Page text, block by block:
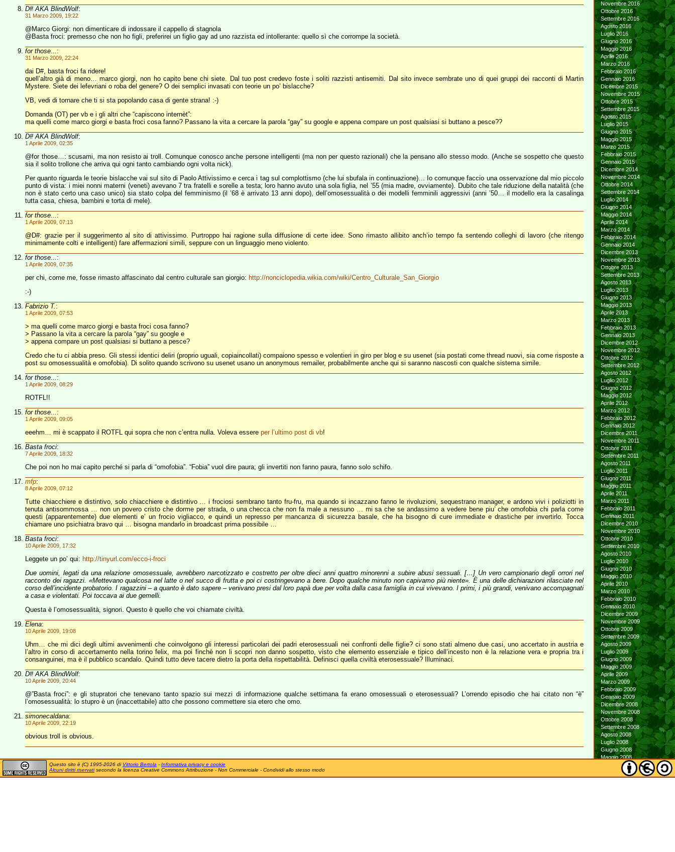
D# AKA BlindWolf:
31 Marzo 2009, 19:22
@Marco Giorgi: non dimenticare di indossare il cappello di stagnola
@Basta froci: premesso che non ho figli, preferirei un figlio gay ad uno razzista ed intollerante: quello sì che corrompe la società.
for those... :
31 Marzo 2009, 22:24
dai D#, basta froci fa ridere!
quell’altro già di meno… marco giorgi, non ho capito bene chi siete. Dal tuo post credevo foste i soliti razzisti antisemiti. Dal sito invece sembrate uno di quei gruppi dei racconti di Martin
Mystere. Siete dei lefevriani o roba del genere? O dei semplici invasati con teorie un po’ bislacche?
VB, vedi di tornare che ti si sta popolando casa di gente strana! :-)
Domanda (OT) per vb e i gli altri che “capiscono internèt”:
ma quelli come marco giorgi e basta froci cosa fanno? Passano la vita a cercare la parola “gay” su google e appena compare un post qualsiasi si buttano a pesce??
D# AKA BlindWolf:
1 Aprile 2009, 02:35
@for those…: scusami, ma non resisto ai troll. Comunque conosco anche persone intelligenti (ma non per questo razionali) che la pensano allo stesso modo. (Anche se sospetto che questo
sia il solito trollone che arriva qui ogni tanto cambiando ogni volta nick).
Per quanto riguarda le teorie bislacche vai sul sito di Paolo Attivissimo e cerca i tag sul complottismo (che lui sbufala in continuazione)… Io comunque faccio una osservazione dal mio piccolo
punto di vista: i miei nonni materni (veneti) avevano 7 tra fratelli e sorelle a testa; loro hanno avuto una sola figlia, nel ’55 (mia madre, ovviamente). Dubito che tale riduzione della natalità (che
non è stato certo una caso unico) sia stato colpa del femminismo (il ’68 è arrivato 13 anni dopo), dell’omosessualità o dei modelli femminili aggressivi (anni ’50… il modello era la casalinga
tutta casa, chiesa, bambini e torta di mele).
for those... :
1 Aprile 2009, 07:13
@D#: grazie per il suggerimento al sito di attivissimo. Purtroppo hai ragione sulla diffusione di certe idee. Sono rimasto allibito anch’io tempo fa sentendo colleghi di lavoro (che ritengo
minimamente colti e intelligenti) fare affermazioni simili, seppure con un linguaggio meno violento.
for those... :
1 Aprile 2009, 07:35
per chi, come me, fosse rimasto affascinato dal centro culturale san giorgio: http://nonciclopedia.wikia.com/wiki/Centro_Culturale_San_Giorgio
:-)
Fabrizio T. :
1 Aprile 2009, 07:53
> ma quelli come marco giorgi e basta froci cosa fanno?
> Passano la vita a cercare la parola “gay” su google e
> appena compare un post qualsiasi si buttano a pesce?
Credo che tu ci abbia preso. Gli stessi identici deliri (proprio uguali, copiaincollati) compaiono spesso e volentieri in giro per blog e su usenet (sia postati come thread nuovi, sia come risposte a
post su omosessualità e omofobia). Di solito quando scrivono su usenet usano un anonymous remailer, probabilmente anche qui si saranno nascosti con qualche sistema simile.
for those... :
1 Aprile 2009, 08:29
ROTFL!!
for those... :
1 Aprile 2009, 09:05
eeehm… mi è scappato il ROTFL qui sopra che non c’entra nulla. Voleva essere per l’ultimo post di vb!
Basta froci:
7 Aprile 2009, 18:32
Che poi non ho mai capito perché si parla di “omofobia”. “Fobia” vuol dire paura; gli invertiti non fanno paura, fanno solo schifo.
mfp:
8 Aprile 2009, 07:12
Tutte chiacchiere e distintivo, solo chiacchiere e distintivo … i frociosi sembrano tanto fru-fru, ma quando si incazzano fanno le rivoluzioni, sequestrano manager, e ardono vivi i poliziotti in
tenuta antisommossa … non un povero cristo che dorme per strada, o una checca che non fa male a nessuno … mi sa che se andassimo a vedere bene piu’ che omofobia chi parla come
questi (apparentemente) due elementi e’ un frocio vigliacco, e quindi un represso per mancanza di sicurezza basale, che ha bisogno di cure immediate e drastiche per invertirlo. Tocca
chiamare uno psichiatra bravo qui … bisogna mandarlo in broadcast prima possibile …
Basta froci:
10 Aprile 2009, 17:32
Leggete un po’ qui: http://tinyurl.com/ecco-i-froci
Due uomini, legati da una relazione omosessuale, avrebbero narcotizzato e costretto per oltre dieci anni quattro minorenni a subire abusi sessuali. […] Un vero campionario degli orrori nel
racconto dei ragazzi. «Mettevano qualcosa nel latte o nel succo di frutta e poi ci costringevano a bere. Dopo qualche minuto non capivamo più niente». È una delle dichiarazioni rilasciate nel
corso dell’incidente probatorio. I ragazzini – a quanto è dato sapere – venivano presi dal loro papà due per volta dalla casa famiglia in cui vivevano. I primi, i più grandi, venivano accompagnati
a casa e violentati. Poi toccava ai due gemelli.
Questa è l’omosessualità, signori. Questo è quello che voi chiamate civiltà.
Elena:
10 Aprile 2009, 19:08
Uhm… che mi dici degli ultimi avvenimenti che coinvolgono gli interessi particolari dei padri eterosessuali nei confronti delle figlie? ci sono stati almeno due casi, uno accertato in austria e
l’altro in corso di accertamento nella torino felix, ma poi finchè non li scopri non danno sospetto, visto che elemento essenziale e tipico dell’incesto non è la relazione vera e propria tra i
consanguinei, ma è il pubblico scandalo. Quindi tutto deve tacere dietro la porta della rispettabilità. Definisci quella civiltà eterosessuale? Illuminaci.
D# AKA BlindWolf:
10 Aprile 2009, 20:44
@”Basta froci”: e gli stupratori che tenevano tanto spazio sui mezzi di informazione qualche settimana fa erano omosessuali o eterosessuali? L’orrendo episodio che hai citato non “è”
l’omosessualità: lo stupro è un (inaccettabile) atto che possono commettere sia etero che omo.
simonecaldana:
10 Aprile 2009, 22:19
obvious troll is obvious.
Novembre 2016
Ottobre 2016
Settembre 2016
Agosto 2016
Luglio 2016
Giugno 2016
Maggio 2016
Aprile 2016
Marzo 2016
Febbraio 2016
Gennaio 2016
Dicembre 2015
Novembre 2015
Ottobre 2015
Settembre 2015
Agosto 2015
Luglio 2015
Giugno 2015
Maggio 2015
Marzo 2015
Febbraio 2015
Gennaio 2015
Dicembre 2014
Novembre 2014
Ottobre 2014
Settembre 2014
Luglio 2014
Giugno 2014
Maggio 2014
Aprile 2014
Marzo 2014
Febbraio 2014
Gennaio 2014
Dicembre 2013
Novembre 2013
Ottobre 2013
Settembre 2013
Agosto 2013
Luglio 2013
Giugno 2013
Maggio 2013
Aprile 2013
Marzo 2013
Febbraio 2013
Gennaio 2013
Dicembre 2012
Novembre 2012
Ottobre 2012
Settembre 2012
Agosto 2012
Luglio 2012
Giugno 2012
Maggio 2012
Aprile 2012
Marzo 2012
Febbraio 2012
Gennaio 2012
Dicembre 2011
Novembre 2011
Ottobre 2011
Settembre 2011
Agosto 2011
Luglio 2011
Giugno 2011
Maggio 2011
Aprile 2011
Marzo 2011
Febbraio 2011
Gennaio 2011
Dicembre 2010
Novembre 2010
Ottobre 2010
Settembre 2010
Agosto 2010
Luglio 2010
Giugno 2010
Maggio 2010
Aprile 2010
Marzo 2010
Febbraio 2010
Gennaio 2010
Dicembre 2009
Novembre 2009
Ottobre 2009
Settembre 2009
Agosto 2009
Luglio 2009
Giugno 2009
Maggio 2009
Aprile 2009
Marzo 2009
Febbraio 2009
Gennaio 2009
Dicembre 2008
Novembre 2008
Ottobre 2008
Settembre 2008
Agosto 2008
Luglio 2008
Giugno 2008
Maggio 2008
Aprile 2008
Marzo 2008
Febbraio 2008
Questo sito è (C) 1995-2026 di Vittorio Bertola - Informativa privacy e cookie
Alcuni diritti riservatisecondo la licenza Creative Commons Attribuzione - Non Commerciale - Condividi allo stesso modo